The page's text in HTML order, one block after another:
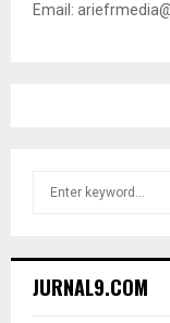
Email:
h
JURNAL9.COM